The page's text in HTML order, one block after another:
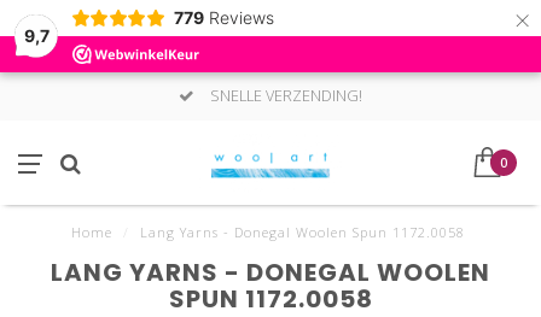
9,7
779 Reviews ×
SNELLE VERZENDING!
0
Home Lang Yarns - Donegal Woolen Spun 1172.0058
LANG YARNS - DONEGAL WOOLEN
SPUN 1172.0058